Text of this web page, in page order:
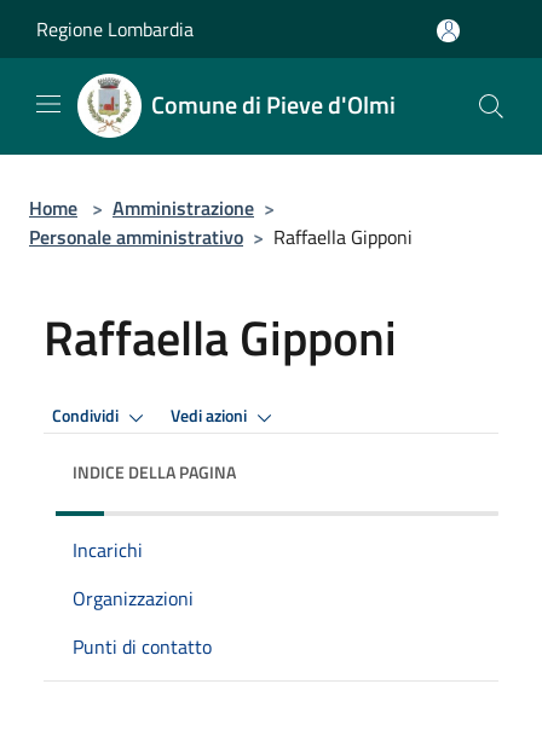
Regione Lombardia
Comune di Pieve d'Olmi
Home > Amministrazione >
Personale amministrativo > Raffaella Gipponi
Raffaella Gipponi
Condividi Vedi azioni
INDICE DELLA PAGINA
Incarichi
Organizzazioni
Punti di contatto